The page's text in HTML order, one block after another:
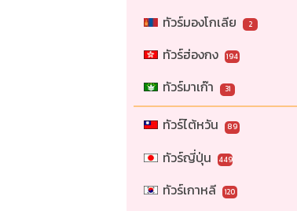
ทัวร์มองโกเลีย 2
ทัวร์ฮ่องกง 194
ทัวร์มาเก๊า 31
ทัวร์ไต้หวัน 89
ทัวร์ญี่ปุ่น 449
ทัวร์เกาหลี 120